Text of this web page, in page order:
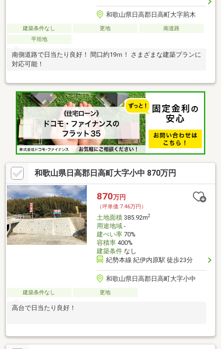
和歌山県日高郡日高町大字荊木
建築条件なし 更地
南道路
平坦地
南側道路で日当たり良好！ 間口約19ｍ！ さまざまな建築プランに
対応可能！
和歌山県日高郡日高町大字小中 870万円
870万円
（坪単価:7.46万円）
土地面積385.92m2
用途地域-
建ぺい率70%
容積率400%
建築条件なし
紀勢本線 紀伊内原駅 徒歩23分
和歌山県日高郡日高町大字小中
建築条件なし 更地
高台で日当たり良好！